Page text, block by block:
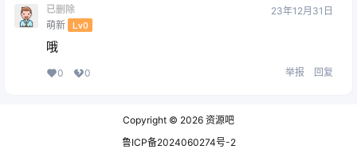
已删除
萌新 Lv0
23年12月31日
哦
0 0 举报 回复
Copyright © 2026 资源吧
鲁ICP备2024060274号-2